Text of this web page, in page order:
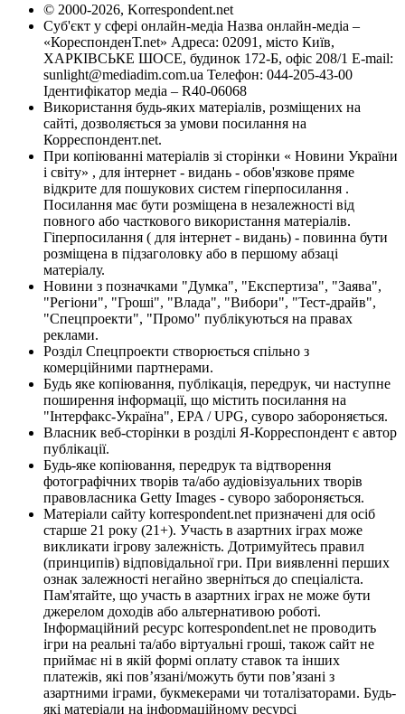
© 2000-2026, Korrespondent.net
Суб'єкт у сфері онлайн-медіа Назва онлайн-медіа –
«КореспонденТ.net» Адреса: 02091, місто Київ,
ХАРКІВСЬКЕ ШОСЕ, будинок 172-Б, офіс 208/1 E-mail:
sunlight@mediadim.com.ua Телефон: 044-205-43-00
Ідентифікатор медіа – R40-06068
Використання будь-яких матеріалів, розміщених на
сайті, дозволяється за умови посилання на
Корреспондент.net.
При копіюванні матеріалів зі сторінки « Новини України
і світу» , для інтернет - видань - обов'язкове пряме
відкрите для пошукових систем гіперпосилання .
Посилання має бути розміщена в незалежності від
повного або часткового використання матеріалів.
Гіперпосилання ( для інтернет - видань) - повинна бути
розміщена в підзаголовку або в першому абзаці
матеріалу.
Новини з позначками "Думка", "Експертиза", "Заява",
"Регіони", "Гроші", "Влада", "Вибори", "Тест-драйв",
"Спецпроекти", "Промо" публікуються на правах
реклами.
Розділ Спецпроекти створюється спільно з
комерційними партнерами.
Будь яке копіювання, публікація, передрук, чи наступне
поширення інформації, що містить посилання на
"Інтерфакс-Україна", EPA / UPG, суворо забороняється.
Власник веб-сторінки в розділі Я-Корреспондент є автор
публікації.
Будь-яке копіювання, передрук та відтворення
фотографічних творів та/або аудіовізуальних творів
правовласника Getty Images - суворо забороняється.
Матеріали сайту korrespondent.net призначені для осіб
старше 21 року (21+). Участь в азартних іграх може
викликати ігрову залежність. Дотримуйтесь правил
(принципів) відповідальної гри. При виявленні перших
ознак залежності негайно зверніться до спеціаліста.
Пам'ятайте, що участь в азартних іграх не може бути
джерелом доходів або альтернативою роботі.
Інформаційний ресурс korrespondent.net не проводить
ігри на реальні та/або віртуальні гроші, також сайт не
приймає ні в якій формі оплату ставок та інших
платежів, які пов’язані/можуть бути пов’язані з
азартними іграми, букмекерами чи тоталізаторами. Будь-
які матеріали на інформаційному ресурсі